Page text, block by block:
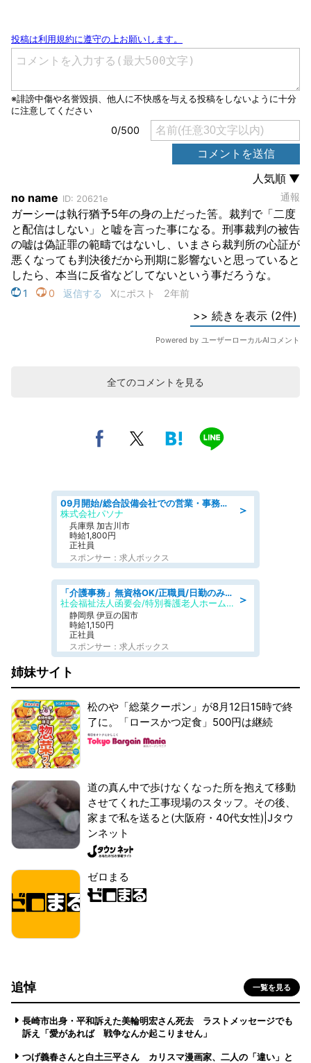
全てのコメントを見る
＞
09月開始/総合設備会社での営業・事務のお仕事/車通勤可/賞与あり/営業/営業事務
株式会社パソナ
兵庫県 加古川市
時給1,800円
正社員
スポンサー：求人ボックス
＞
「介護事務」無資格OK/正職員/日勤のみ/特別養護老人ホーム
社会福祉法人函要会/特別養護老人ホーム 韮山・ぶなの森
静岡県 伊豆の国市
時給1,150円
正社員
スポンサー：求人ボックス
姉妹サイト
松のや「総菜クーポン」が8月12日15時で終
了に。「ロースかつ定食」500円は継続
道の真ん中で歩けなくなった所を抱えて移動
させてくれた工事現場のスタッフ。その後、
家まで私を送ると(大阪府・40代女性)|Jタウ
ンネット
ゼロまる
追悼 一覧を見る
長崎市出身・平和訴えた美輪明宏さん死去 ラストメッセージでも
訴え「愛があれば 戦争なんか起こりません」
つげ義春さんと白土三平さん カリスマ漫画家、二人の「違い」と